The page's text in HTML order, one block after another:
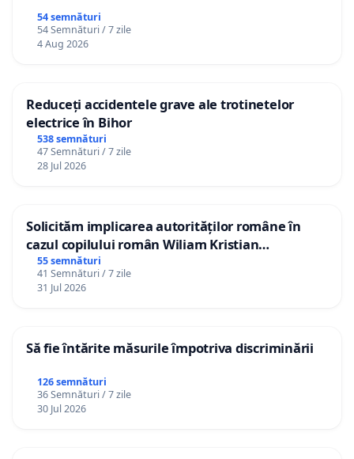
54 semnături
54 Semnături / 7 zile
4 Aug 2026
Reduceți accidentele grave ale trotinetelor
electrice în Bihor
538 semnături
47 Semnături / 7 zile
28 Jul 2026
Solicităm implicarea autorităților române în
cazul copilului român Wiliam Kristian
Gheorghe, aflat în plasament în Danemarca de
12 ani
55 semnături
41 Semnături / 7 zile
31 Jul 2026
Să fie întărite măsurile împotriva discriminării
126 semnături
36 Semnături / 7 zile
30 Jul 2026